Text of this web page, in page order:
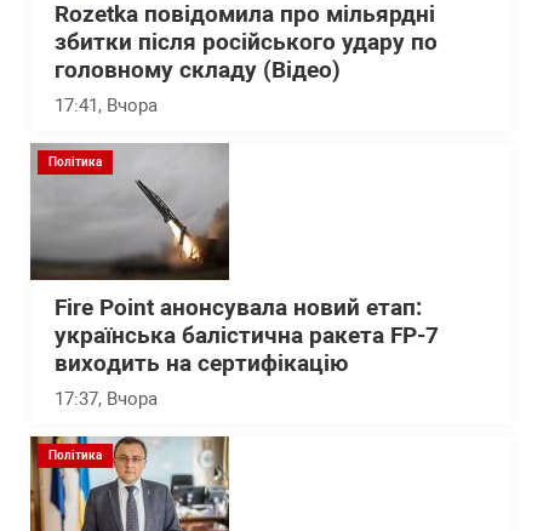
Rozetka повідомила про мільярдні
збитки після російського удару по
головному складу (Відео)
17:41, Вчора
Політика
Fire Point анонсувала новий етап:
українська балістична ракета FP-7
виходить на сертифікацію
17:37, Вчора
Політика